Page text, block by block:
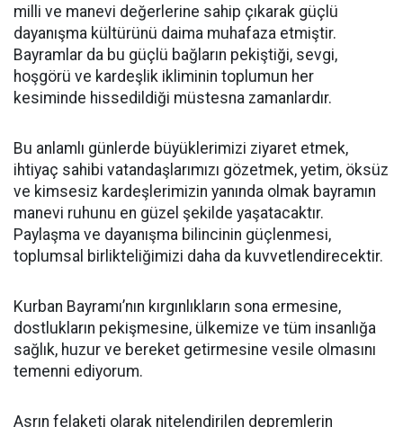
milli ve manevi değerlerine sahip çıkarak güçlü
dayanışma kültürünü daima muhafaza etmiştir.
Bayramlar da bu güçlü bağların pekiştiği, sevgi,
hoşgörü ve kardeşlik ikliminin toplumun her
kesiminde hissedildiği müstesna zamanlardır.
Bu anlamlı günlerde büyüklerimizi ziyaret etmek,
ihtiyaç sahibi vatandaşlarımızı gözetmek, yetim, öksüz
ve kimsesiz kardeşlerimizin yanında olmak bayramın
manevi ruhunu en güzel şekilde yaşatacaktır.
Paylaşma ve dayanışma bilincinin güçlenmesi,
toplumsal birlikteliğimizi daha da kuvvetlendirecektir.
Kurban Bayramı’nın kırgınlıkların sona ermesine,
dostlukların pekişmesine, ülkemize ve tüm insanlığa
sağlık, huzur ve bereket getirmesine vesile olmasını
temenni ediyorum.
Asrın felaketi olarak nitelendirilen depremlerin